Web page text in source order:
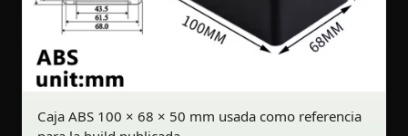
Caja ABS 100 × 68 × 50 mm usada como referencia